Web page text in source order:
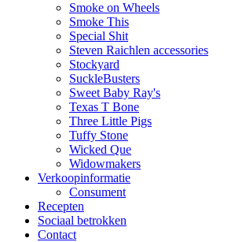
Smoke on Wheels
Smoke This
Special Shit
Steven Raichlen accessories
Stockyard
SuckleBusters
Sweet Baby Ray's
Texas T Bone
Three Little Pigs
Tuffy Stone
Wicked Que
Widowmakers
Verkoopinformatie
Consument
Recepten
Sociaal betrokken
Contact